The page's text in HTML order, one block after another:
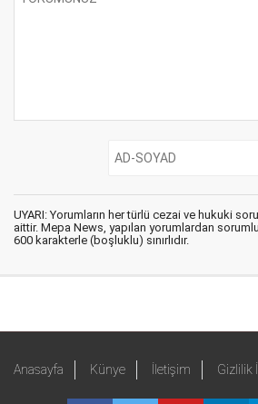
UYARI: Yorumların her türlü cezai ve hukuki
aittir. Mepa News, yapılan yorumlardan
600 karakterle (boşluklu) sınırlıdır.
Anasayfa Künye İletişim Gizlilik